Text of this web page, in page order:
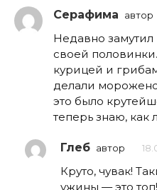
Серафима автор
Недавно
своей
курицей и
делали
это было
теперь знаю, как
Глеб автор
Круто, чувак!
ужины — это